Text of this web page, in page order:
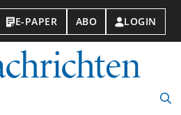
E-PAPER ABO LOGIN